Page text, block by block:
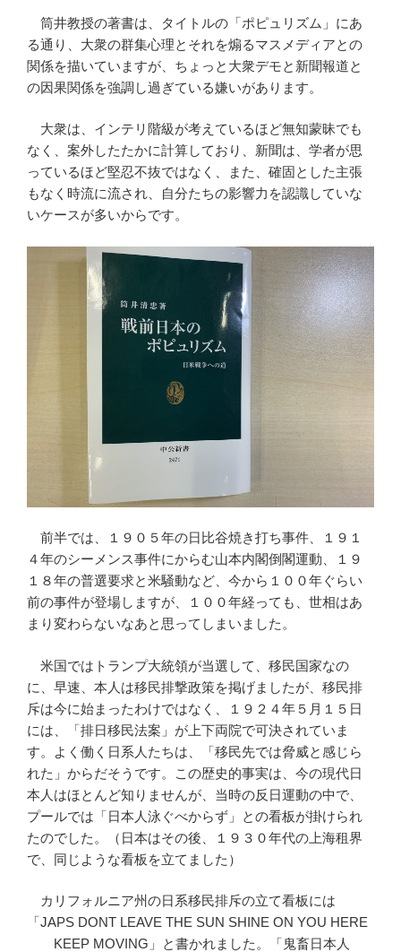
筒井教授の著書は、タイトルの「ポピュリズム」にあ
る通り、大衆の群集心理とそれを煽るマスメディアとの
関係を描いていますが、ちょっと大衆デモと新聞報道と
の因果関係を強調し過ぎている嫌いがあります。
大衆は、インテリ階級が考えているほど無知蒙昧でも
なく、案外したたかに計算しており、新聞は、学者が思
っているほど堅忍不抜ではなく、また、確固とした主張
もなく時流に流され、自分たちの影響力を認識していな
いケースが多いからです。
前半では、１９０５年の日比谷焼き打ち事件、１９１
４年のシーメンス事件にからむ山本内閣倒閣運動、１９
１８年の普選要求と米騒動など、今から１００年ぐらい
前の事件が登場しますが、１００年経っても、世相はあ
まり変わらないなあと思ってしまいました。
米国ではトランプ大統領が当選して、移民国家なの
に、早速、本人は移民排撃政策を掲げましたが、移民排
斥は今に始まったわけではなく、１９２４年５月１５日
には、「排日移民法案」が上下両院で可決されていま
す。よく働く日系人たちは、「移民先では脅威と感じら
れた」からだそうです。この歴史的事実は、今の現代日
本人はほとんど知りませんが、当時の反日運動の中で、
プールでは「日本人泳ぐべからず」との看板が掛けられ
たのでした。（日本はその後、１９３０年代の上海租界
で、同じような看板を立てました）
カリフォルニア州の日系移民排斥の立て看板には
「JAPS DONT LEAVE THE SUN SHINE ON YOU HERE
KEEP MOVING」と書かれました。「鬼畜日本人